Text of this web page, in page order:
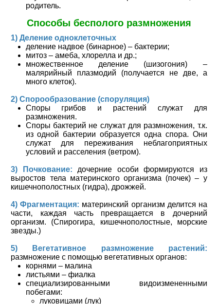
родитель.
Способы бесполого размножения
1) Деление одноклеточных
деление надвое (бинарное) – бактерии;
митоз – амеба, хлорелла и др.;
множественное деление (шизогония) –
малярийный плазмодий (получается не две, а
много клеток).
2) Спорообразование (споруляция)
Споры грибов и растений служат для
размножения.
Споры бактерий не служат для размножения, т.к.
из одной бактерии образуется одна спора. Они
служат для переживания неблагоприятных
условий и расселения (ветром).
3) Почкование: дочерние особи формируются из
выростов тела материнского организма (почек) – у
кишечнополостных (гидра), дрожжей.
4) Фрагментация: материнский организм делится на
части, каждая часть превращается в дочерний
организм. (Спирогира, кишечнополостные, морские
звезды.)
5) Вегетативное размножение растений:
размножение с помощью вегетативных органов:
корнями – малина
листьями – фиалка
специализированными видоизмененными
побегами:
луковицами (лук)